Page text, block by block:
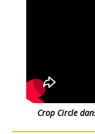
Crop Circle